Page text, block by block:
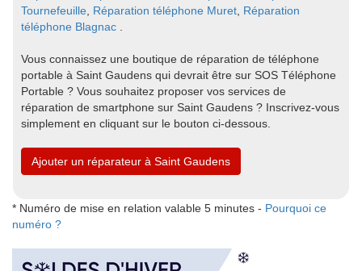
Tournefeuille
Réparation téléphone Muret Réparation
téléphone Blagnac
Vous connaissez une boutique de réparation de téléphone
portable à Saint Gaudens qui devrait être sur SOS Téléphone
Portable ? Vous souhaitez proposer vos services de
réparation de smartphone sur Saint Gaudens ? Inscrivez-vous
simplement en cliquant sur le bouton ci-dessous.
Ajouter un réparateur à Saint Gaudens
* Numéro de mise en relation valable 5 minutes - Pourquoi ce
numéro ?